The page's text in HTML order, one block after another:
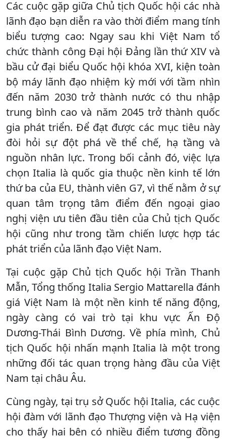
Các cuộc gặp giữa Chủ tịch Quốc hội các nhà
lãnh đạo bạn diễn ra vào thời điểm mang tính
biểu tượng cao: Ngay sau khi Việt Nam tổ
chức thành công Đại hội Đảng lần thứ XIV và
bầu cử đại biểu Quốc hội khóa XVI, kiện toàn
bộ máy lãnh đạo nhiệm kỳ mới với tầm nhìn
đến năm 2030 trở thành nước có thu nhập
trung bình cao và năm 2045 trở thành quốc
gia phát triển. Để đạt được các mục tiêu này
đòi hỏi sự đột phá về thể chế, hạ tầng và
nguồn nhân lực. Trong bối cảnh đó, việc lựa
chọn Italia là quốc gia thuộc nền kinh tế lớn
thứ ba của EU, thành viên G7, vì thế nằm ở sự
quan tâm trọng tâm điểm đến ngoại giao
nghị viện ưu tiên đầu tiên của Chủ tịch Quốc
hội cũng như trong tầm chiến lược hợp tác
phát triển của lãnh đạo Việt Nam.
Tại cuộc gặp Chủ tịch Quốc hội Trần Thanh
Mẫn, Tổng thống Italia Sergio Mattarella đánh
giá Việt Nam là một nền kinh tế năng động,
ngày càng có vai trò tại khu vực Ấn Độ
Dương-Thái Bình Dương. Về phía mình, Chủ
tịch Quốc hội nhấn mạnh Italia là một trong
những đối tác quan trọng hàng đầu của Việt
Nam tại châu Âu.
Cùng ngày, tại trụ sở Quốc hội Italia, các cuộc
hội đàm với lãnh đạo Thượng viện và Hạ viện
cho thấy hai bên có nhiều điểm tương đồng